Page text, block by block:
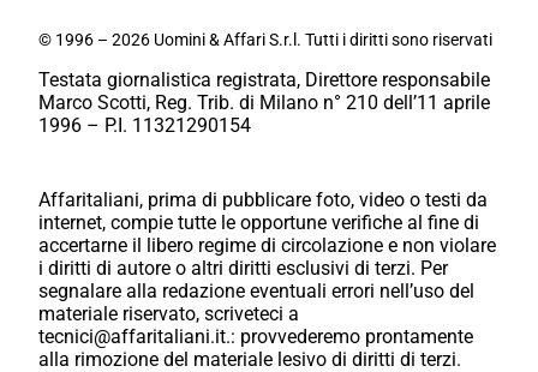
© 1996 – 2026 Uomini & Affari S.r.l. Tutti i diritti sono riservati
Testata giornalistica registrata, Direttore responsabile
Marco Scotti, Reg. Trib. di Milano n° 210 dell’11 aprile
1996 – P.I. 11321290154
Affaritaliani, prima di pubblicare foto, video o testi da
internet, compie tutte le opportune verifiche al fine di
accertarne il libero regime di circolazione e non violare
i diritti di autore o altri diritti esclusivi di terzi. Per
segnalare alla redazione eventuali errori nell’uso del
materiale riservato, scriveteci a
tecnici@affaritaliani.it.: provvederemo prontamente
alla rimozione del materiale lesivo di diritti di terzi.